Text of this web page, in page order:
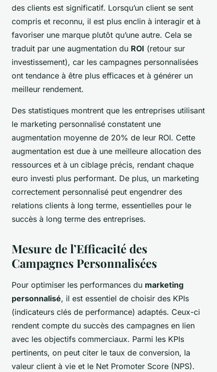
des clients est significatif. Lorsqu’un client se sent
compris et reconnu, il est plus enclin à interagir et à
favoriser une marque plutôt qu’une autre. Cela se
traduit par une augmentation du ROI (retour sur
investissement), car les campagnes personnalisées
ont tendance à être plus efficaces et à générer un
meilleur rendement.
Des statistiques montrent que les entreprises utilisant
le marketing personnalisé constatent une
augmentation moyenne de 20% de leur ROI. Cette
augmentation est due à une meilleure allocation des
ressources et à un ciblage précis, rendant chaque
euro investi plus performant. De plus, un marketing
correctement personnalisé peut engendrer des
relations clients à long terme, essentielles pour le
succès à long terme des entreprises.
Mesure de l’Efficacité des
Campagnes Personnalisées
Pour optimiser les performances du marketing
personnalisé, il est essentiel de choisir des KPIs
(indicateurs clés de performance) adaptés. Ceux-ci
rendent compte du succès des campagnes en lien
avec les objectifs commerciaux. Parmi les KPIs
pertinents, on peut citer le taux de conversion, la
valeur client à vie et le Net Promoter Score (NPS).